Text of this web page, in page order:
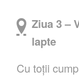
Ziua 3 –
lapte
Cu toții